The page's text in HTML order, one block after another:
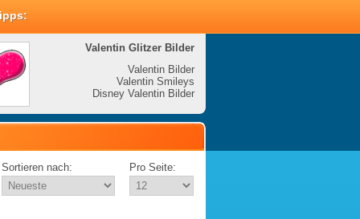
Valentin Glitzer Bilder
Valentin Bilder
Valentin Smileys
Disney Valentin Bilder
Sortieren nach: Pro Seite: